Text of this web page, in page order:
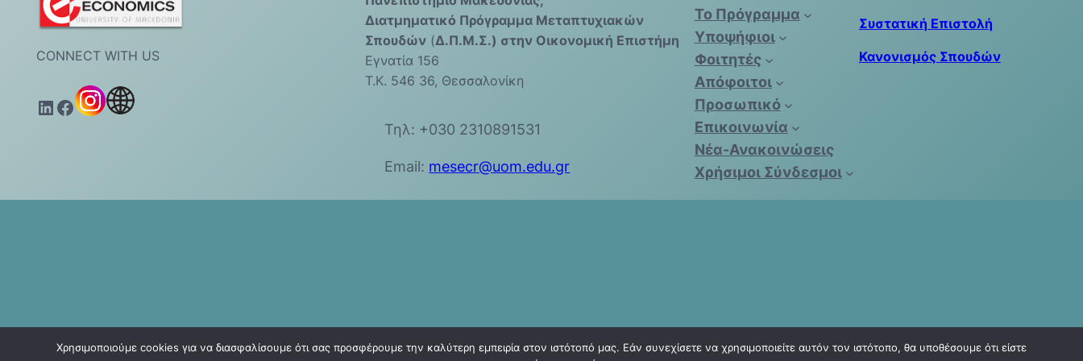
CONNECT WITH US
LinkedIn Facebook
Διατμηματικό Πρόγραμμα Μεταπτυχιακών
Σπουδών (Δ.Π.Μ.Σ.) στην Οικονομική Επιστήμη
Εγνατία 156
Τ.Κ. 546 36, Θεσσαλονίκη
Τηλ: +030 2310891531
Email: mesecr@uom.edu.gr
Το Πρόγραμμα
Υποψήφιοι
Φοιτητές
Απόφοιτοι
Προσωπικό
Επικοινωνία
Νέα-Ανακοινώσεις
Χρήσιμοι Σύνδεσμοι
Συστατική Επιστολή
Κανονισμός Σπουδών
Master in Economics
Χρησιμοποιούμε cookies για να διασφαλίσουμε ότι σας προσφέρουμε την καλύτερη εμπειρία στον ιστότοπό μας. Εάν συνεχίσετε να χρησιμοποιείτε αυτόν τον ιστότοπο, θα υποθέσουμε ότι είστε